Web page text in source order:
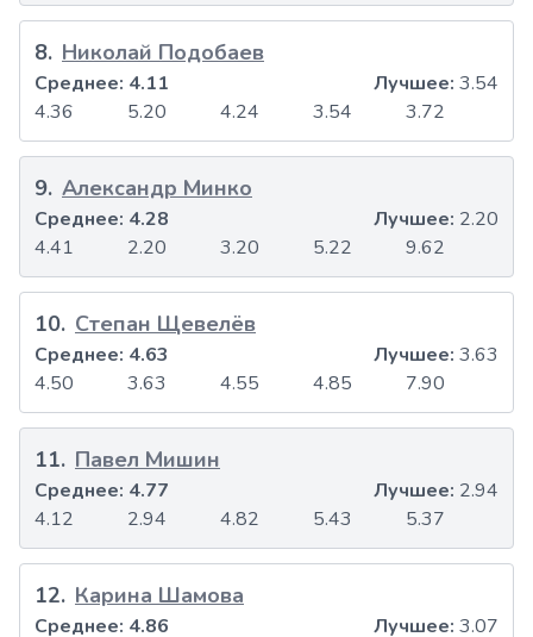
8. Николай Подобаев
4.36 5.20 4.24 3.54 3.72
Среднее: 4.11 Лучшее: 3.54
9. Александр Минко
4.41 2.20 3.20 5.22 9.62
Среднее: 4.28 Лучшее: 2.20
10. Степан Щевелёв
4.50 3.63 4.55 4.85 7.90
Среднее: 4.63 Лучшее: 3.63
11. Павел Мишин
4.12 2.94 4.82 5.43 5.37
Среднее: 4.77 Лучшее: 2.94
12. Карина Шамова
Среднее: 4.86 Лучшее: 3.07